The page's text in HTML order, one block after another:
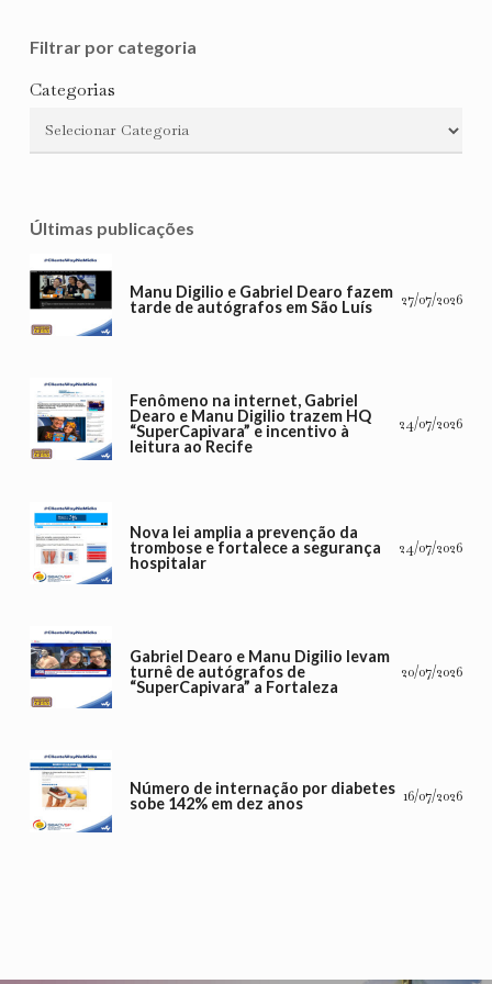
Filtrar por categoria
Categorias
Últimas publicações
Manu Digilio e Gabriel Dearo fazem
tarde de autógrafos em São Luís
27/07/2026
Fenômeno na internet, Gabriel
Dearo e Manu Digilio trazem HQ
“SuperCapivara” e incentivo à
leitura ao Recife
24/07/2026
Nova lei amplia a prevenção da
trombose e fortalece a segurança
hospitalar
24/07/2026
Gabriel Dearo e Manu Digilio levam
turnê de autógrafos de
“SuperCapivara” a Fortaleza
20/07/2026
Número de internação por diabetes
sobe 142% em dez anos
16/07/2026